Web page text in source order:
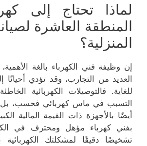
لماذا تحتاج إلى
المنطقة العاشرة
المنزلية؟
إن وظيفة فني الكهرباء بالغة
العديد من التجارب، وقد تؤدي أحيانًا
للغاية. فالتوصيلات الكهربائية
التسبب في ماس كهربائي فحسب، بل
أيضًا بالأجهزة ذات القيمة المالية
بفني كهرباء مؤهل ومحترف في
تشخيصًا دقيقًا لمشكلتك